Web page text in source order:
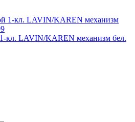
кл. LAVIN/KAREN механизм бел.